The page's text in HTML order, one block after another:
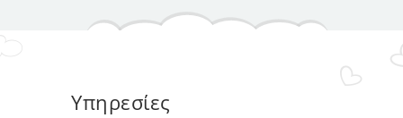
Υπηρεσίες